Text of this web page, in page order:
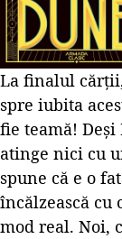
La finalul
spre iubita
fie teamă! Deși
atinge nici cu
spune că e o
încălzească cu
mod real. Noi,